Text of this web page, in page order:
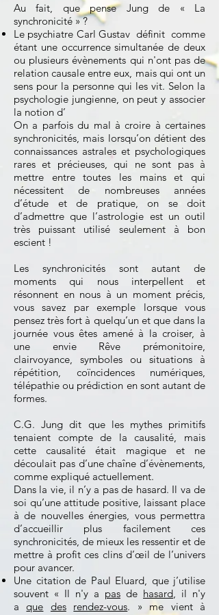
Au fait, que pense Jung de « La
synchronicité » ?
Le psychiatre Carl Gustav définit comme
étant une occurrence simultanée de deux
ou plusieurs évènements qui n'ont pas de
relation causale entre eux, mais qui ont un
sens pour la personne qui les vit. Selon la
psychologie jungienne, on peut y associer
la notion d’
On a parfois du mal à croire à certaines
synchronicités, mais lorsqu’on détient des
connaissances astrales et psychologiques
rares et précieuses, qui ne sont pas à
mettre entre toutes les mains et qui
nécessitent de nombreuses années
d’étude et de pratique, on se doit
d’admettre que l’astrologie est un outil
très puissant utilisé seulement à bon
escient !
Les synchronicités sont autant de
moments qui nous interpellent et
résonnent en nous à un moment précis,
vous savez par exemple lorsque vous
pensez très fort à quelqu’un et que dans la
journée vous êtes amené à la croiser, à
une envie Rêve prémonitoire,
clairvoyance, symboles ou situations à
répétition, coïncidences numériques,
télépathie ou prédiction en sont autant de
formes.
C.G. Jung dit que les mythes primitifs
tenaient compte de la causalité, mais
cette causalité était magique et ne
découlait pas d’une chaîne d’évènements,
comme expliqué actuellement.
Dans la vie, il n’y a pas de hasard. Il va de
soi qu’une attitude positive, laissant place
à de nouvelles énergies, vous permettra
d’accueillir plus facilement ces
synchronicités, de mieux les ressentir et de
mettre à profit ces clins d’œil de l’univers
pour avancer.
Une citation de Paul Eluard, que j’utilise
souvent « Il n'y a pas de hasard, il n'y
aque des rendez-vous. » me vient à